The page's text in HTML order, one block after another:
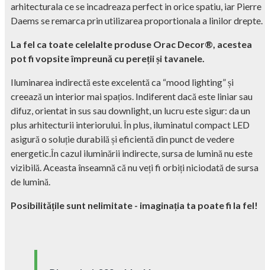
arhitecturala ce se incadreaza perfect in orice spatiu, iar Pierre
Daems se remarca prin utilizarea proportionala a linilor drepte.
La fel ca toate celelalte produse Orac Decor®, acestea
pot fi vopsite împreună cu pereții și tavanele.
Iluminarea indirectă este excelentă ca “mood lighting” și
creează un interior mai spațios. Indiferent dacă este liniar sau
difuz, orientat in sus sau downlight, un lucru este sigur: da un
plus arhitecturii interiorului. În plus, iluminatul compact LED
asigură o soluție durabilă și eficientă din punct de vedere
energetic.În cazul iluminării indirecte, sursa de lumină nu este
vizibilă. Aceasta înseamnă că nu veți fi orbiți niciodată de sursa
de lumină.
Posibilitățile sunt nelimitate - imaginația ta poate fi la fel!